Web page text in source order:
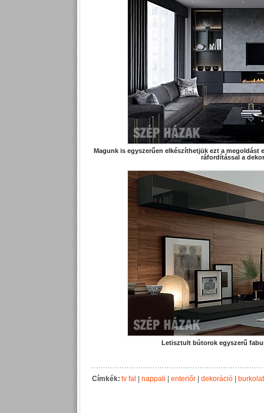
Magunk is egyszerűen elkészíthetjük ezt a
ráfordítással a
Letisztult bútorok egyszerű
Címkék:tv fal nappali enteriőr dekoráció burkolat